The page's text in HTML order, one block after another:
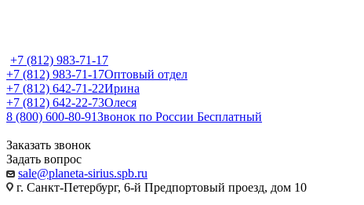
+7 (812) 983-71-17
+7 (812) 983-71-17Оптовый отдел
+7 (812) 642-71-22Ирина
+7 (812) 642-22-73Олеся
8 (800) 600-80-91Звонок по России Бесплатный
Заказать звонок
Задать вопрос
sale@planeta-sirius.spb.ru
г. Санкт-Петербург, 6-й Предпортовый проезд, дом 10